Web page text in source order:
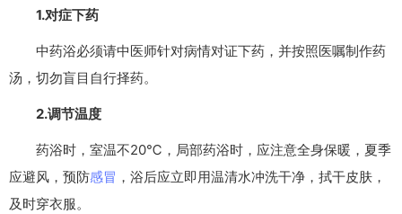
1.对症下药
中药浴必须请中医师针对病情对证下药，并按照医嘱制作药
汤，切勿盲目自行择药。
2.调节温度
药浴时，室温不20℃，局部药浴时，应注意全身保暖，夏季
应避风，预防感冒 ，浴后应立即用温清水冲洗干净，拭干皮肤，
及时穿衣服。